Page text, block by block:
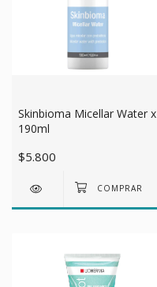
Skinbioma Micellar Water x
190ml
$5.800